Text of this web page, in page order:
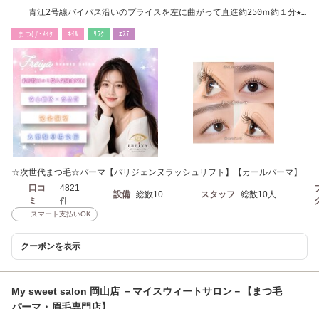
青江2号線バイパス沿いのプライスを左に曲がって直進約250ｍ約１分★
まつげ･ﾒｲｸ ﾈｲﾙ ﾘﾗｸ ｴｽﾃ
☆次世代まつ毛☆パーマ【パリジェンヌラッシュリフト】【カールパーマ】
口コ
ミ
4821
件
設備 総数10 スタッフ 総数10人
スマート支払いOK
クーポンを表示
My sweet salon 岡山店 －マイスウィートサロン－【まつ毛
パーマ・眉毛専門店】